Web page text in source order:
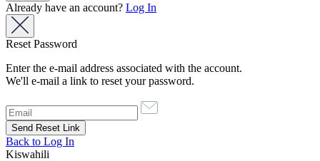
Already have an account? Log In
Reset Password
Enter the e-mail address associated with the account.
We'll e-mail a link to reset your password.
Back to Log In
Kiswahili